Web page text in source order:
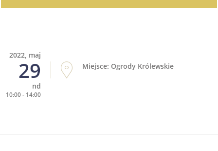
2022, maj
29
nd
10:00 - 14:00
Miejsce: Ogrody Królewskie